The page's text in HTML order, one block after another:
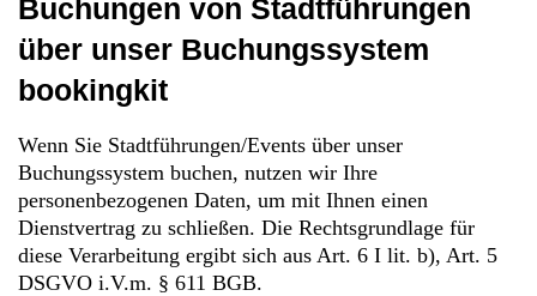
Buchungen von Stadtführungen
über unser Buchungssystem
bookingkit
Wenn Sie Stadtführungen/Events über unser
Buchungssystem buchen, nutzen wir Ihre
personenbezogenen Daten, um mit Ihnen einen
Dienstvertrag zu schließen. Die Rechtsgrundlage für
diese Verarbeitung ergibt sich aus Art. 6 I lit. b), Art. 5
DSGVO i.V.m. § 611 BGB.